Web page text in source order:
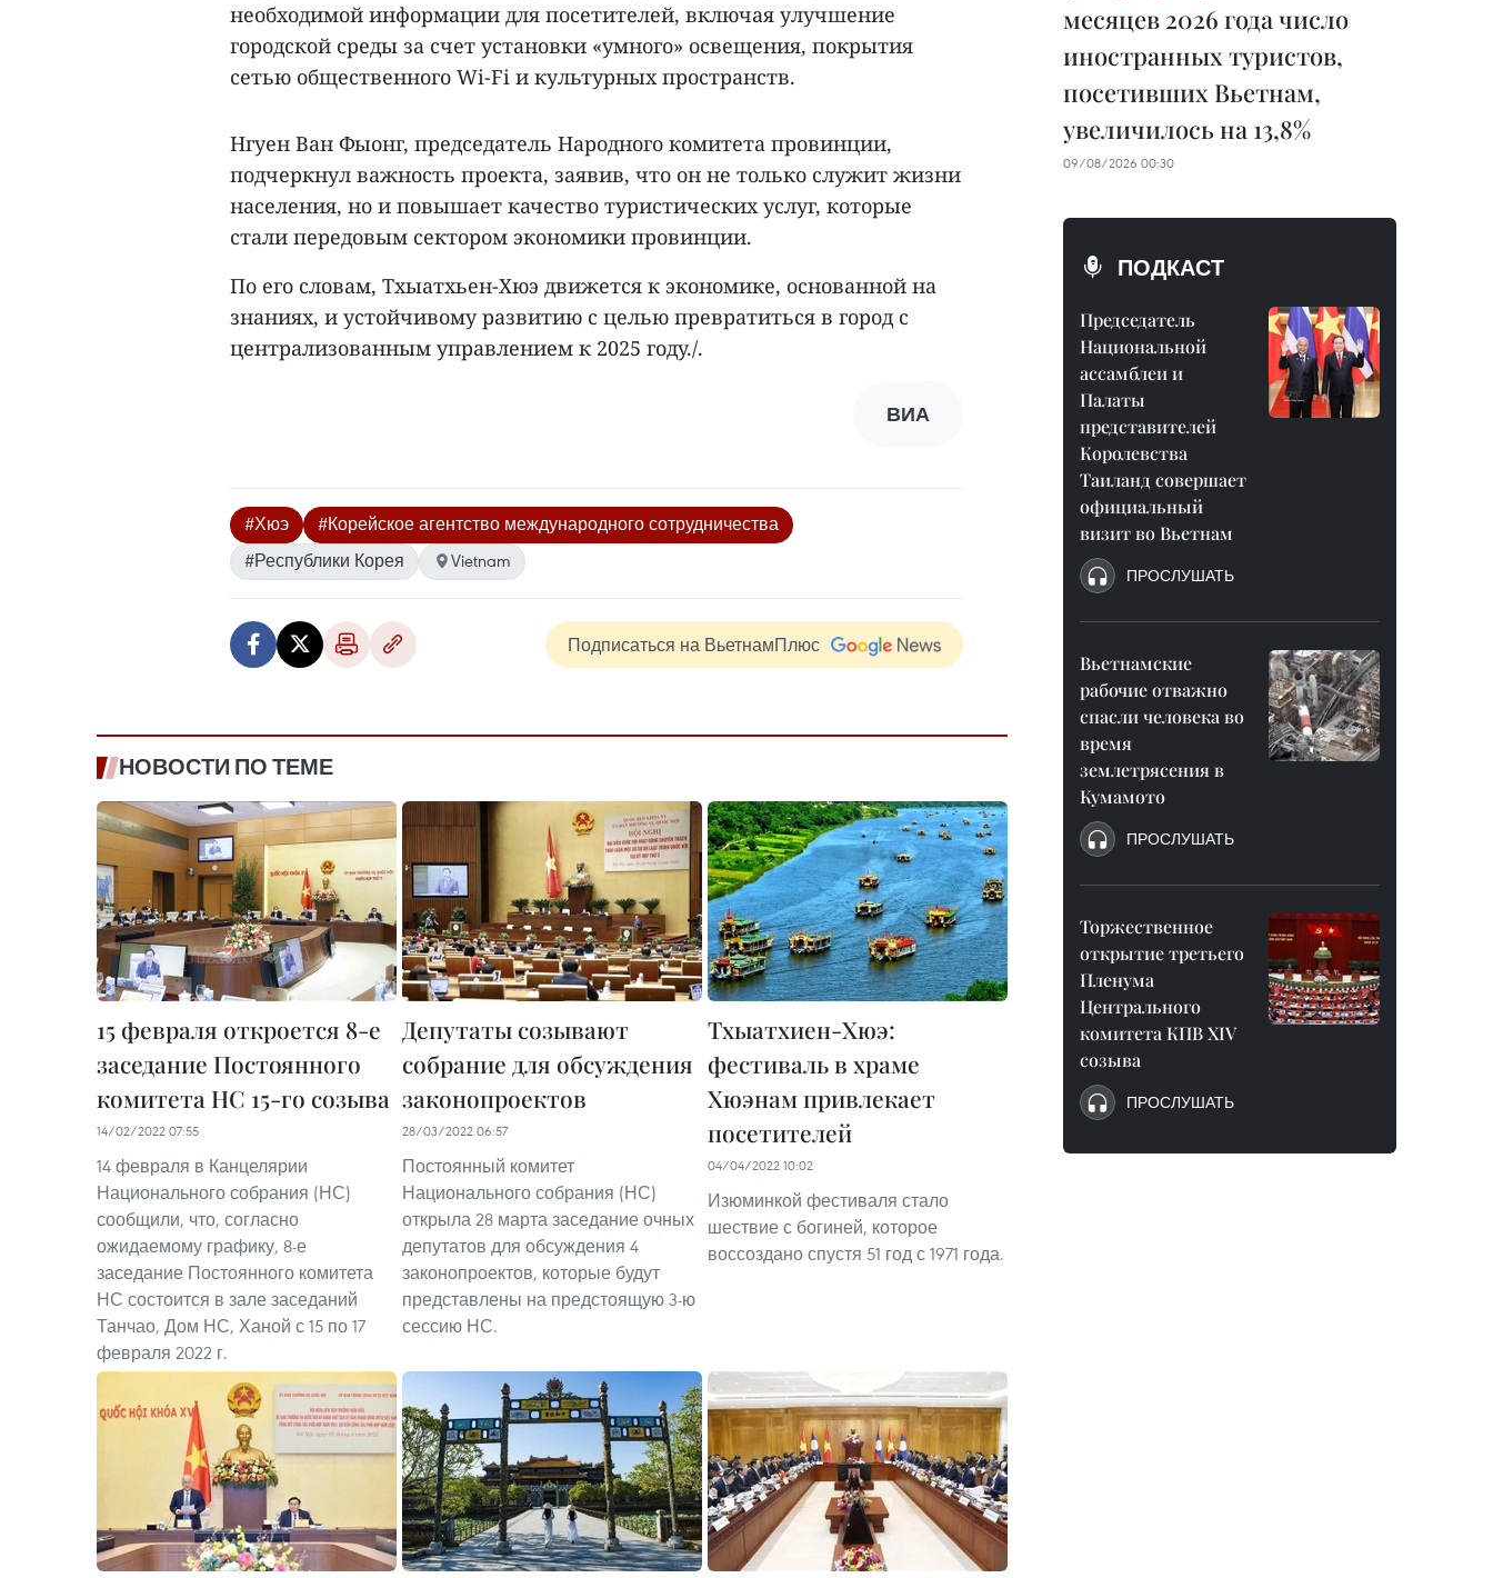
необходимой информации для посетителей, включая улучшение
городской среды за счет установки «умного» освещения, покрытия
сетью общественного Wi-Fi и культурных пространств.
Нгуен Ван Фыонг, председатель Народного комитета провинции,
подчеркнул важность проекта, заявив, что он не только служит жизни
населения, но и повышает качество туристических услуг, которые
стали передовым сектором экономики провинции.
По его словам, Тхыатхьен-Хюэ движется к экономике, основанной на
знаниях, и устойчивому развитию с целью превратиться в город с
централизованным управлением к 2025 году./.
ВИА
#Хюэ
#Корейское агентство международного сотрудничества
#Республики Корея
Vietnam
Подписаться на ВьетнамПлюс
НОВОСТИ ПО ТЕМЕ
15 февраля откроется 8-е
заседание Постоянного
комитета НС 15-го созыва
14/02/2022 07:55
14 февраля в Канцелярии
Национального собрания (НС)
сообщили, что, согласно
ожидаемому графику, 8-е
заседание Постоянного комитета
НС состоится в зале заседаний
Танчао, Дом НС, Ханой с 15 по 17
февраля 2022 г.
Депутаты созывают
собрание для обсуждения
законопроектов
28/03/2022 06:57
Постоянный комитет
Национального собрания (НС)
открыла 28 марта заседание очных
депутатов для обсуждения 4
законопроектов, которые будут
представлены на предстоящую 3-ю
сессию НС.
Тхыатхиен-Хюэ:
фестиваль в храме
Хюэнам привлекает
посетителей
04/04/2022 10:02
Изюминкой фестиваля стало
шествие с богиней, которое
воссоздано спустя 51 год с 1971 года.
месяцев 2026 года число
иностранных туристов,
посетивших Вьетнам,
увеличилось на 13,8%
09/08/2026 00:30
ПОДКАСТ
Председатель
Национальной
ассамблеи и
Палаты
представителей
Королевства
Таиланд совершает
официальный
визит во Вьетнам
ПРОСЛУШАТЬ
Вьетнамские
рабочие отважно
спасли человека во
время
землетрясения в
Кумамото
ПРОСЛУШАТЬ
Торжественное
открытие третьего
Пленума
Центрального
комитета КПВ XIV
созыва
ПРОСЛУШАТЬ